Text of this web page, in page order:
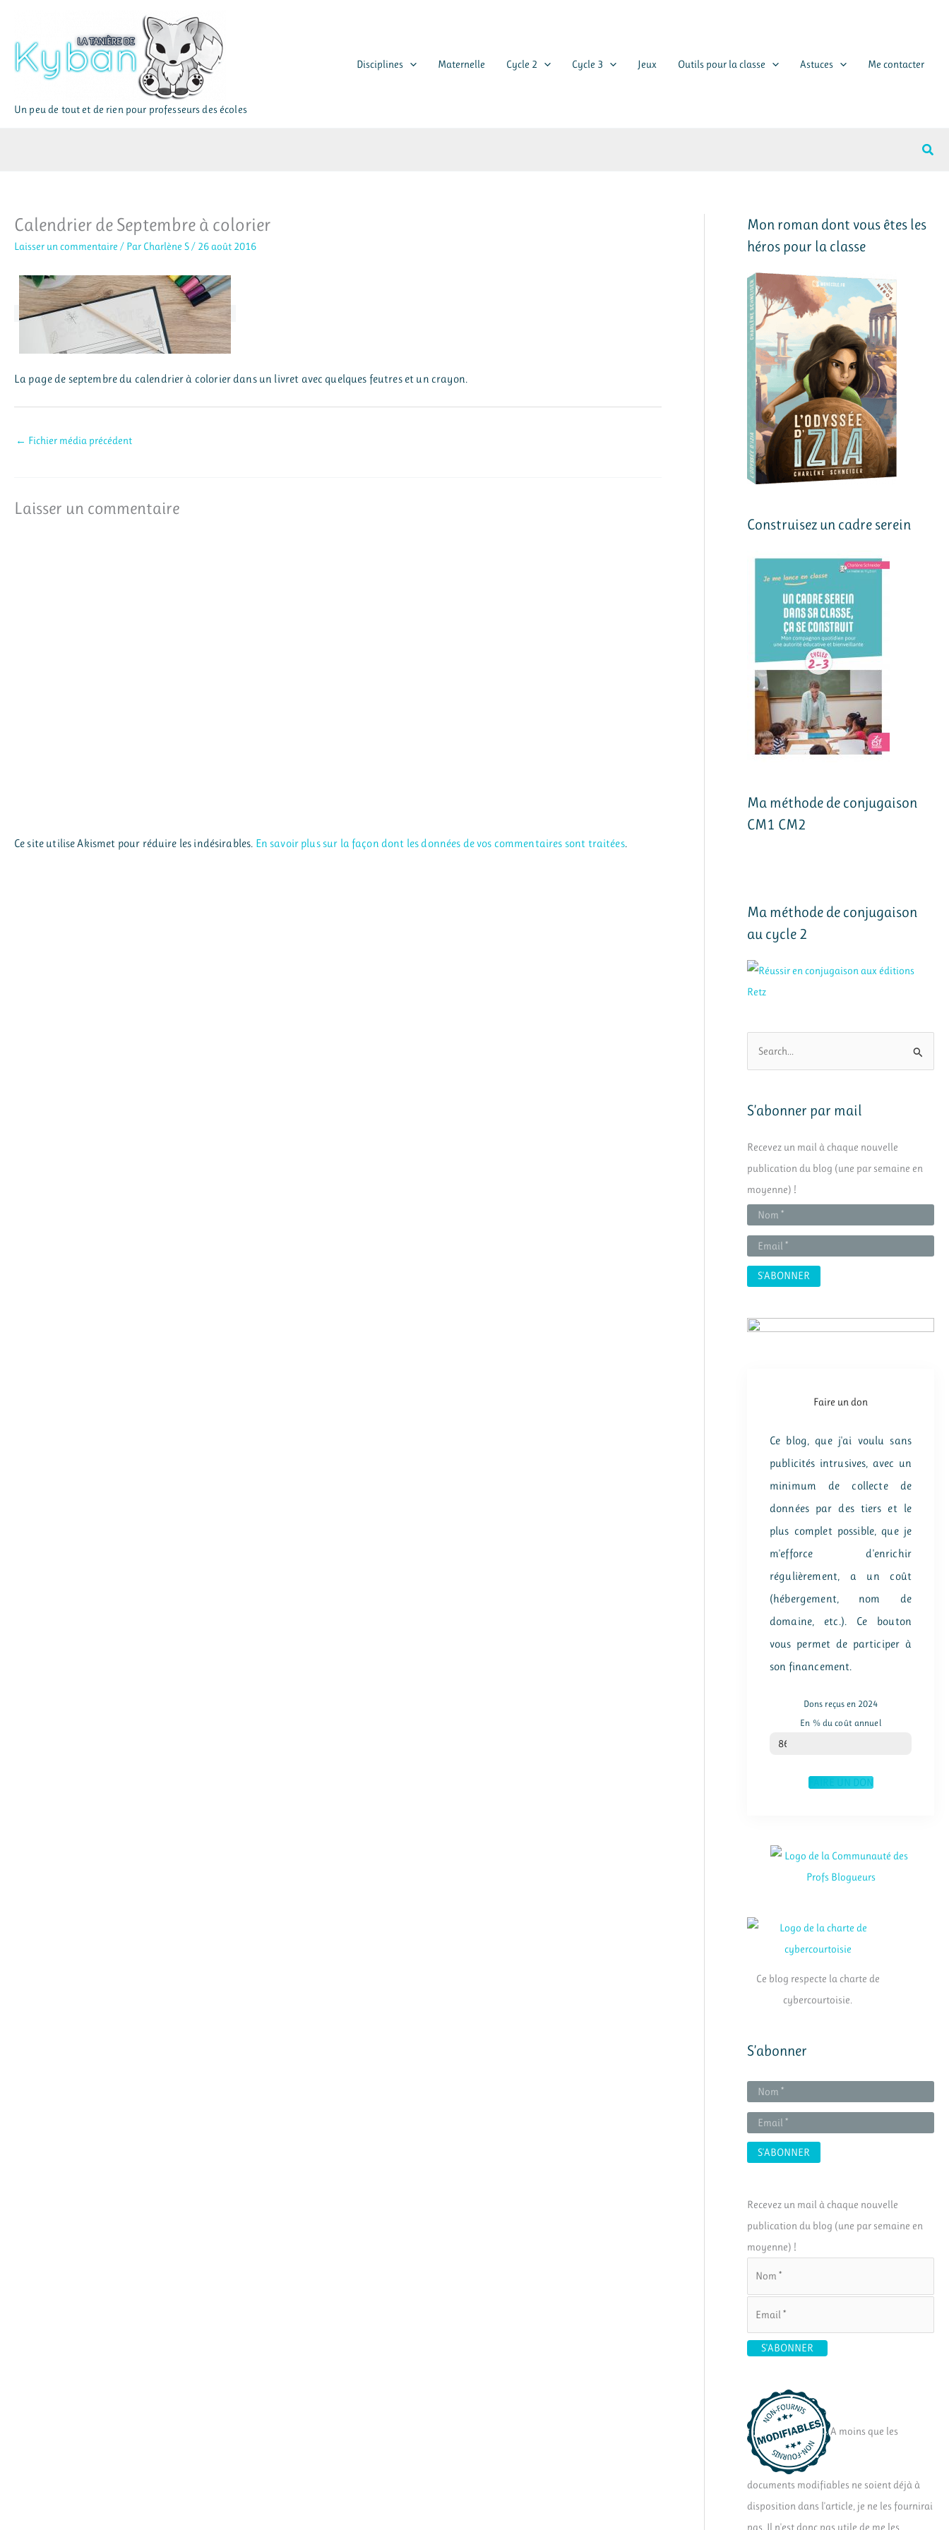
contenu
Un peu de tout et de rien pour professeurs des écoles
Disciplines Maternelle Cycle 2 Cycle 3 Jeux Outils pour la classe Astuces Me contacter
Calendrier de Septembre à colorier
Laisser un commentaire / Par Charlène S/ 26 août 2016
La page de septembre du calendrier à colorier dans un livret avec quelques feutres et un crayon.
← Fichier média précédent
Laisser un commentaire
Ce site utilise Akismet pour réduire les indésirables. En savoir plus sur la façon dont les données de vos commentaires sont traitées.
Mon roman dont vous êtes les
héros pour la classe
Construisez un cadre serein
Ma méthode de conjugaison
CM1 CM2
Ma méthode de conjugaison
au cycle 2
h
r
c
h
r
S’abonner par mail
Recevez un mail à chaque nouvelle
publication du blog (une par semaine en
moyenne) !
Faire un don
Ce blog, que j'ai voulu sans
publicités intrusives, avec un
minimum de collecte de
données par des tiers et le
plus complet possible, que je
m'efforce d'enrichir
régulièrement, a un coût
(hébergement, nom de
domaine, etc.). Ce bouton
vous permet de participer à
son financement.
Dons reçus en 2024
En % du coût annuel
% du coût annuel
86
FAIRE UN DON
Ce blog respecte la charte de
cybercourtoisie.
S’abonner
Recevez un mail à chaque nouvelle
publication du blog (une par semaine en
moyenne) !
A moins que les
documents modifiables ne soient déjà à
disposition dans l'article, je ne les fournirai
pas. Il n'est donc pas utile de me les